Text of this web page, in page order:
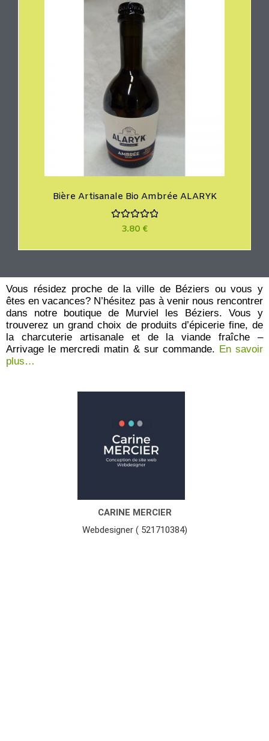
Bière Artisanale Bio Ambrée ALARYK
e
u
r
5
3.80 €
Vous résidez proche de la ville de Béziers ou vous y
êtes en vacances? N’hésitez pas à venir nous rencontrer
dans notre boutique de Murviel les Béziers. Vous y
trouverez un grand choix de produits d’épicerie fine, de
la charcuterie artisanale et de la viande fraîche –
Arrivage le mercredi matin & sur commande. En savoir
plus…
CARINE MERCIER
Webdesigner ( 521710384)